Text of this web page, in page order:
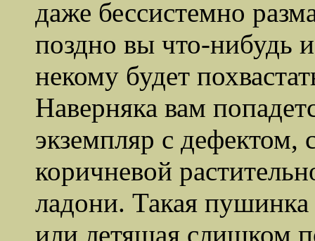
даже бессистемно
поздно вы что-нибудь
некому будет
Наверняка вам
экземпляр с
коричневой
ладони. Такая
или летящая слишком